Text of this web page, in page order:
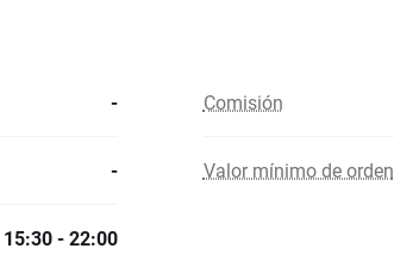
- Comisión
- Valor mínimo de orden
15:30 - 22:00